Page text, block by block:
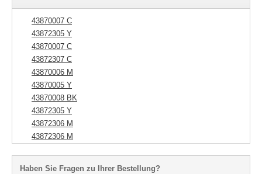
43870007 C
43872305 Y
43870007 C
43872307 C
43870006 M
43870005 Y
43870008 BK
43872305 Y
43872306 M
43872306 M
Haben Sie Fragen zu Ihrer Bestellung?